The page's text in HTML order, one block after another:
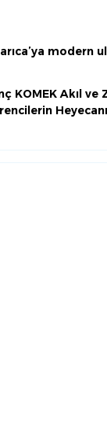
modern
KOMEK Akıl ve